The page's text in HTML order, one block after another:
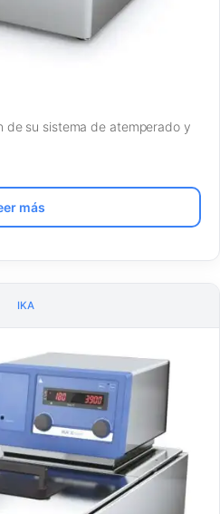
de su sistema de atemperado y
más
IKA